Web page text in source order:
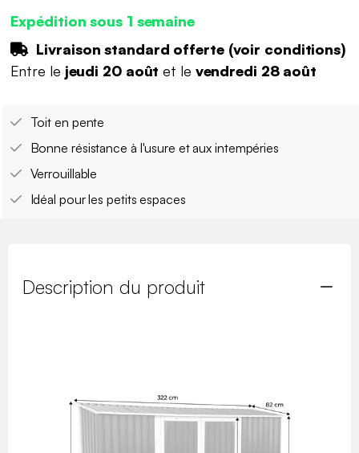
Expédition sous 1 semaine
Livraison standard offerte (voir conditions)
Entre le jeudi 20 août et le vendredi 28 août
Toit en pente
Bonne résistance à l'usure et aux intempéries
Verrouillable
Idéal pour les petits espaces
Description du produit